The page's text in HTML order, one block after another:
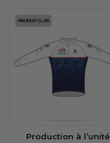
Production à l’unité